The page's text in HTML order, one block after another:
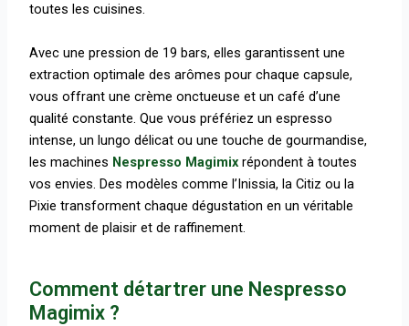
toutes les cuisines.
Avec une pression de 19 bars, elles garantissent une
extraction optimale des arômes pour chaque capsule,
vous offrant une crème onctueuse et un café d’une
qualité constante. Que vous préfériez un espresso
intense, un lungo délicat ou une touche de gourmandise,
les machines Nespresso Magimix répondent à toutes
vos envies. Des modèles comme l’Inissia, la Citiz ou la
Pixie transforment chaque dégustation en un véritable
moment de plaisir et de raffinement.
Comment détartrer une Nespresso
Magimix ?